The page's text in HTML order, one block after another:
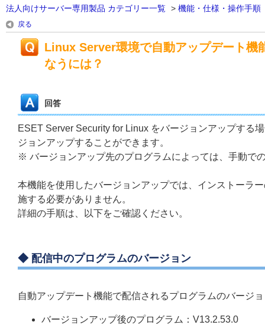
法人向けサーバー専用製品 カテゴリー一覧 > 機能・仕様・操作手順
戻る
Linux Server環境で自動アップデート機
なうには？
回答
ESET Server Security for Linux をバージョンアップする
ジョンアップすることができます。
※ バージョンアップ先のプログラムによっては、手動で
本機能を使用したバージョンアップでは、インストーラ
施する必要がありません。
詳細の手順は、以下をご確認ください。
◆ 配信中のプログラムのバージョン
自動アップデート機能で配信されるプログラムのバージ
バージョンアップ後のプログラム：V13.2.53.0